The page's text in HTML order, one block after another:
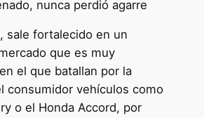
nunca perdió agarre
sale fortalecido en un
que es muy
el que batallan por la
consumidor vehículos como
o el Honda Accord, por